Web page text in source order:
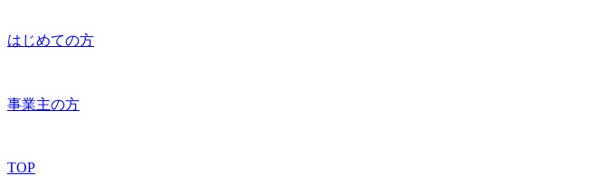
はじめての方
事業主の方
TOP